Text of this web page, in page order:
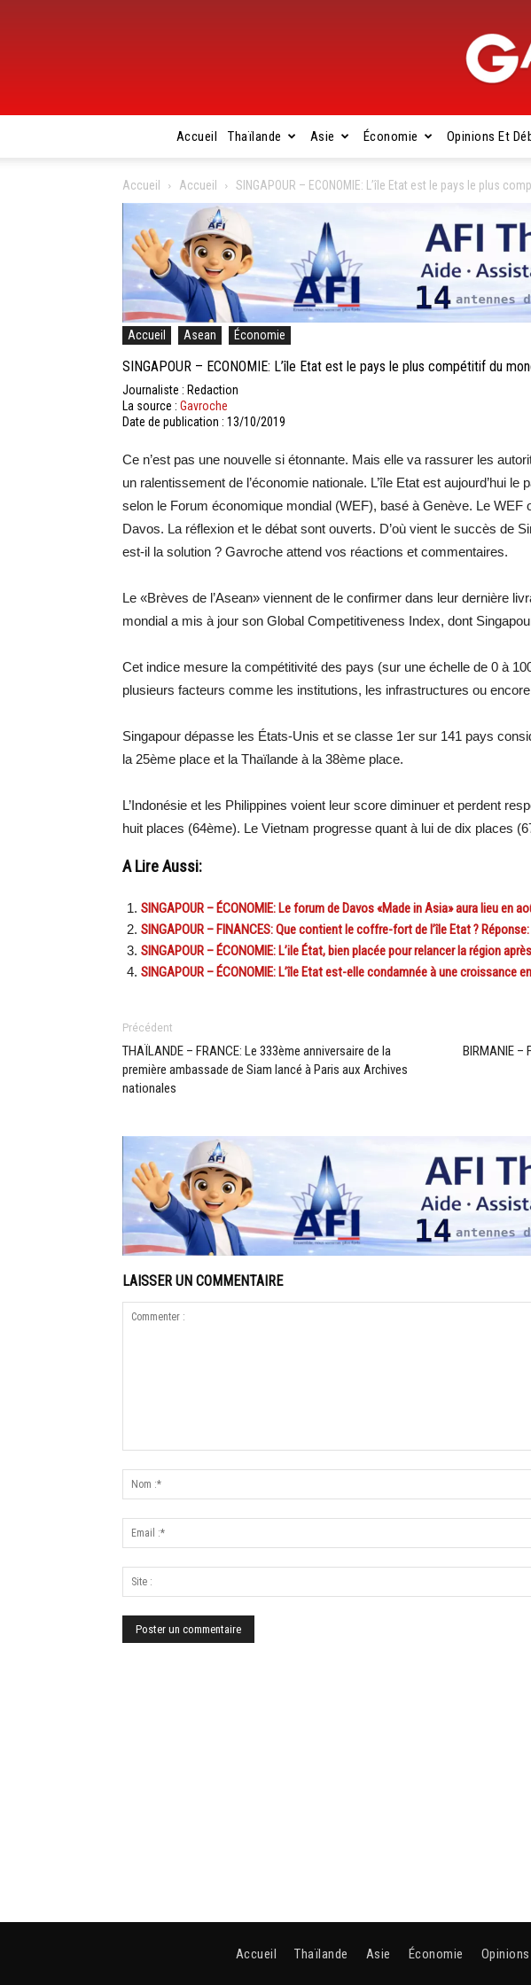
Accueil Thaïlande Asie Économie Opinions Et
Accueil Accueil SINGAPOUR – ECONOMIE: L’île Etat est le pays le plus
Accueil Asean Économie
SINGAPOUR – ECONOMIE: L’île Etat est le pays le plus compétitif du
Journaliste : Redaction
La source : Gavroche
Date de publication : 13/10/2019
Ce n’est pas une nouvelle si étonnante. Mais elle va rassurer les
un ralentissement de l’économie nationale. L’île Etat est aujourd’hui
selon le Forum économique mondial (WEF), basé à Genève. Le WEF
Davos. La réflexion et le débat sont ouverts. D’où vient le succès de
est-il la solution ? Gavroche attend vos réactions et commentaires.
Le «Brèves de l’Asean» viennent de le confirmer dans leur dernière
mondial a mis à jour son Global Competitiveness Index, dont
Cet indice mesure la compétitivité des pays (sur une échelle de 0 à
plusieurs facteurs comme les institutions, les infrastructures ou encore
Singapour dépasse les États-Unis et se classe 1er sur 141 pays
la 25ème place et la Thaïlande à la 38ème place.
L’Indonésie et les Philippines voient leur score diminuer et perdent
huit places (64ème). Le Vietnam progresse quant à lui de dix places
A Lire Aussi:
SINGAPOUR – ÉCONOMIE: Le forum de Davos «Made in Asia» aura lieu en
SINGAPOUR – FINANCES: Que contient le coffre-fort de l’île Etat ?
SINGAPOUR – ÉCONOMIE: L’ile État, bien placée pour relancer la région
SINGAPOUR – ÉCONOMIE: L’île Etat est-elle condamnée à une croissance
Précédent
THAÏLANDE – FRANCE: Le 333ème anniversaire de la
première ambassade de Siam lancé à Paris aux Archives
nationales
BIRMANIE –
LAISSER UN COMMENTAIRE
Accueil Thaïlande Asie Économie